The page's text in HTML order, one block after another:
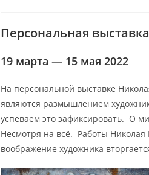
Персональная
19 марта — 15 мая 2022
На персональной выставке
являются размышлением
успеваем это зафиксировать. О
Несмотря на всё. Работы
воображение художника